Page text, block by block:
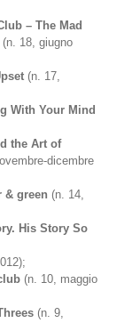
– The Mad
(n. 18, giugno
(n. 17,
With Your Mind
the Art of
dicembre
& green (n. 14,
His Story So
(n. 10, maggio
(n. 9,